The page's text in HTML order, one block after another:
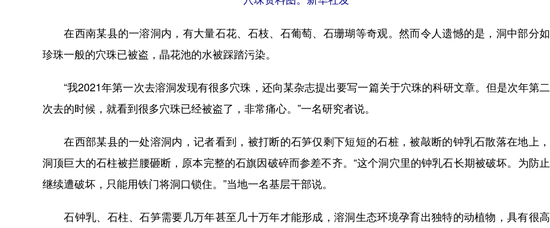
在西南某县的一溶洞内，有大量石花、石枝、石葡萄、石珊瑚等奇观。然而令人遗憾的是，洞中部分如
珍珠一般的穴珠已被盗，晶花池的水被踩踏污染。
“我2021年第一次去溶洞发现有很多穴珠，还向某杂志提出要写一篇关于穴珠的科研文章。但是次年第二
次去的时候，就看到很多穴珠已经被盗了，非常痛心。”一名研究者说。
在西部某县的一处溶洞内，记者看到，被打断的石笋仅剩下短短的石桩，被敲断的钟乳石散落在地上，
洞顶巨大的石柱被拦腰砸断，原本完整的石旗因破碎而参差不齐。“这个洞穴里的钟乳石长期被破坏。为防止
继续遭破坏，只能用铁门将洞口锁住。”当地一名基层干部说。
石钟乳、石柱、石笋需要几万年甚至几十万年才能形成，溶洞生态环境孕育出独特的动植物，具有很高